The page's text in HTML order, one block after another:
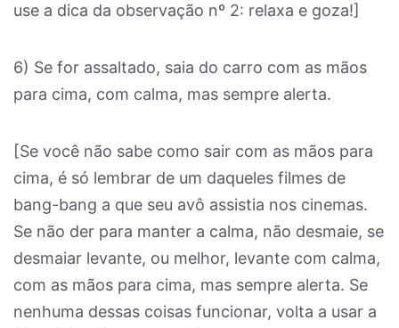
use a dica da observação nº 2: relaxa e goza!]
6) Se for assaltado, saia do carro com as mãos
para cima, com calma, mas sempre alerta.
[Se você não sabe como sair com as mãos para
cima, é só lembrar de um daqueles filmes de
bang-bang a que seu avô assistia nos cinemas.
Se não der para manter a calma, não desmaie, se
desmaiar levante, ou melhor, levante com calma,
com as mãos para cima, mas sempre alerta. Se
nenhuma dessas coisas funcionar, volta a usar a